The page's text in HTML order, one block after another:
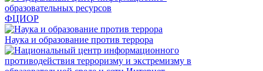
ФЦИОР
Наука и образование против террора